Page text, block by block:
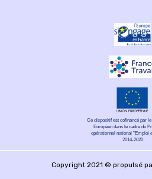
Ce dispositif est cofinancé par
Européen dans le cadre du
opérationnel national "Emploi
2014-2020
Copyright 2021 © propulsé